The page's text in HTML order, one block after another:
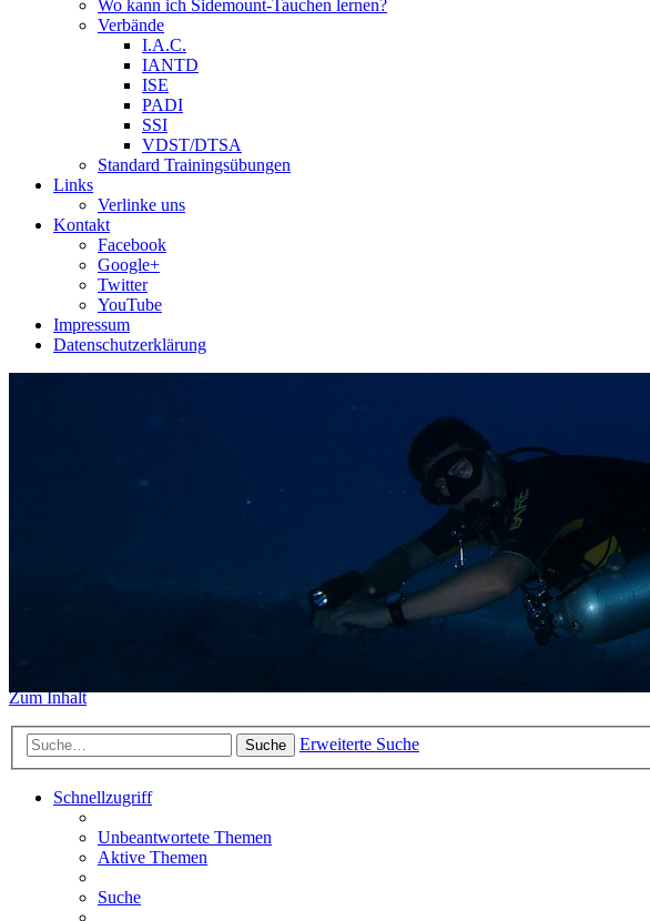
Wo kann ich Sidemount-Tauchen lernen?
Verbände
I.A.C.
IANTD
ISE
PADI
SSI
VDST/DTSA
Standard Trainingsübungen
Links
Verlinke uns
Kontakt
Facebook
Google+
Twitter
YouTube
Impressum
Datenschutzerklärung
Das Sidemount-Forum ist auf ein neues
https://www.sidemount-forum.com
Das alte Forum hier existiert nur
Sidemount-Forum
Zum Inhalt
Suche Erweiterte Suche
Schnellzugriff
Unbeantwortete Themen
Aktive Themen
Suche